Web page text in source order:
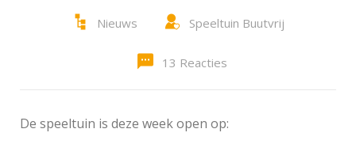
Nieuws
Speeltuin Buutvrij
13 Reacties
De speeltuin is deze week open op: